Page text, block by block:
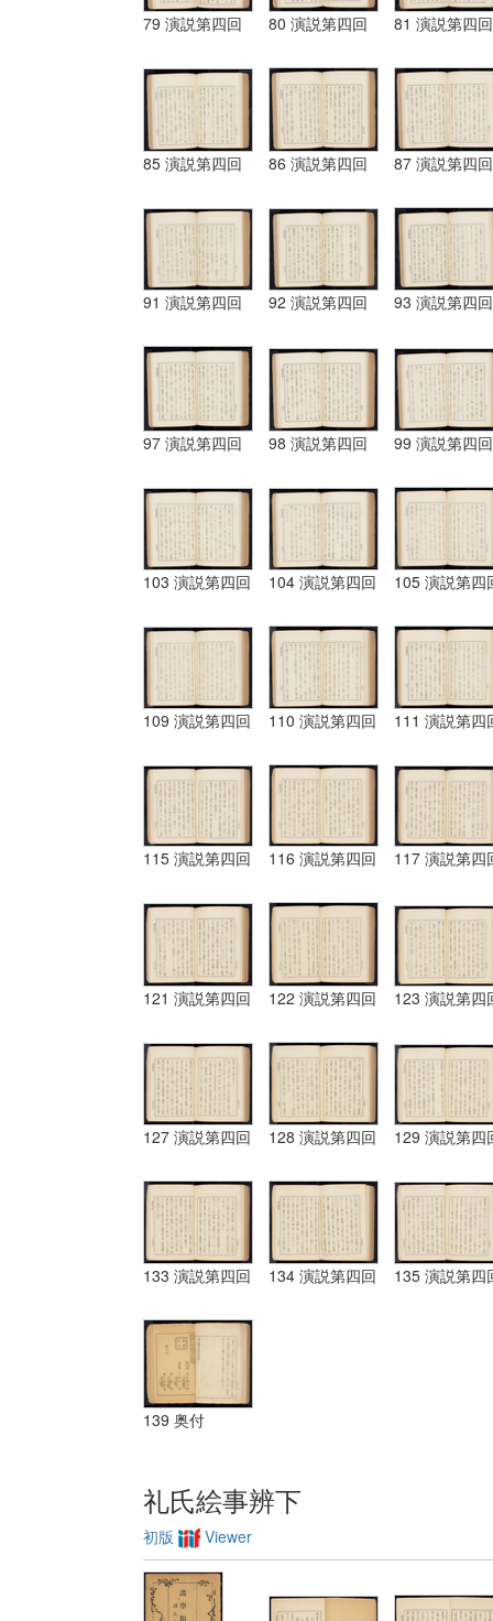
79 演説第四回 80 演説第四回 81 演説第四回
85 演説第四回 86 演説第四回 87 演説第四回
91 演説第四回 92 演説第四回 93 演説第四回
97 演説第四回 98 演説第四回 99 演説第四回
103 演説第四回 104 演説第四回 105 演説第四
109 演説第四回 110 演説第四回 111 演説第四
115 演説第四回 116 演説第四回 117 演説第四
121 演説第四回 122 演説第四回 123 演説第四
127 演説第四回 128 演説第四回 129 演説第四
133 演説第四回 134 演説第四回 135 演説第四
139 奥付
礼氏絵事辨下
初版 Viewer